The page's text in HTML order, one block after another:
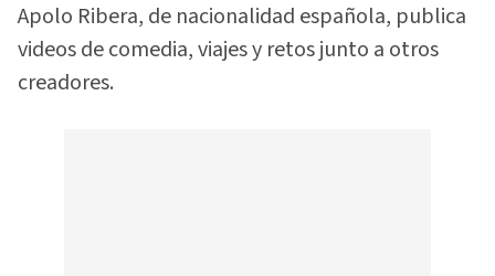
Apolo Ribera, de nacionalidad española, publica
videos de comedia, viajes y retos junto a otros
creadores.